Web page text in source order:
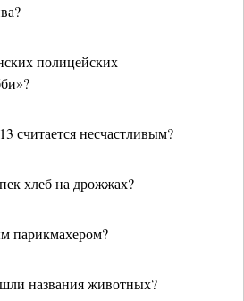
полицейских
считается несчастливым?
хлеб на дрожжах?
парикмахером?
названия животных?